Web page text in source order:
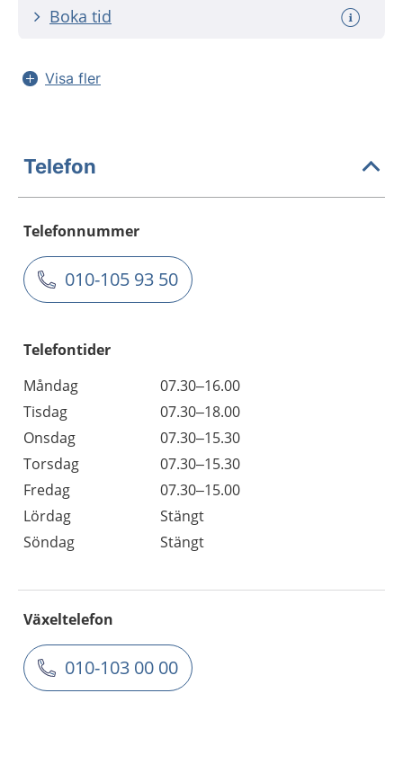
Boka tid
Visa fler
Telefon
Telefonnummer
010-105 93 50
Telefontider
Måndag
07.30–16.00
Tisdag
07.30–18.00
Onsdag
07.30–15.30
Torsdag
07.30–15.30
Fredag
07.30–15.00
Lördag
Stängt
Söndag
Stängt
Växeltelefon
010-103 00 00